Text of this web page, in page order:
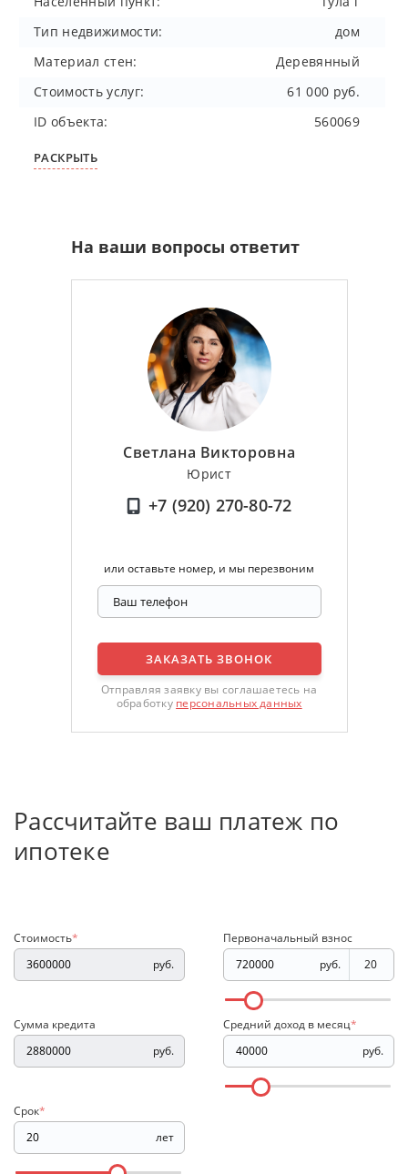
Тип недвижимости:
дом
Материал стен:
Деревянный
Стоимость услуг:
61 000 руб.
ID объекта:
560069
РАСКРЫТЬ
На ваши вопросы ответит
Светлана Викторовна
Юрист
+7 (920) 270-80-72
или оставьте номер, и мы перезвоним
ЗАКАЗАТЬ ЗВОНОК
Отправляя заявку вы соглашаетесь на
обработку персональных данных
Рассчитайте ваш платеж по
ипотеке
Стоимость*
руб.
Первоначальный взнос
руб.
Сумма кредита
руб.
Средний доход в месяц*
руб.
Срок*
лет